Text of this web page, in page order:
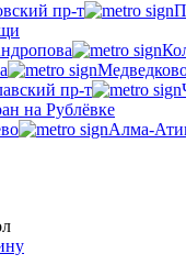
пр-т
пр-т
на Рублёвке
Алма-